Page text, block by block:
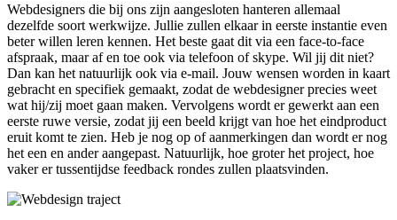
Webdesigners die bij ons zijn aangesloten hanteren allemaal
dezelfde soort werkwijze. Jullie zullen elkaar in eerste instantie even
beter willen leren kennen. Het beste gaat dit via een face-to-face
afspraak, maar af en toe ook via telefoon of skype. Wil jij dit niet?
Dan kan het natuurlijk ook via e-mail. Jouw wensen worden in kaart
gebracht en specifiek gemaakt, zodat de webdesigner precies weet
wat hij/zij moet gaan maken. Vervolgens wordt er gewerkt aan een
eerste ruwe versie, zodat jij een beeld krijgt van hoe het eindproduct
eruit komt te zien. Heb je nog op of aanmerkingen dan wordt er nog
het een en ander aangepast. Natuurlijk, hoe groter het project, hoe
vaker er tussentijdse feedback rondes zullen plaatsvinden.